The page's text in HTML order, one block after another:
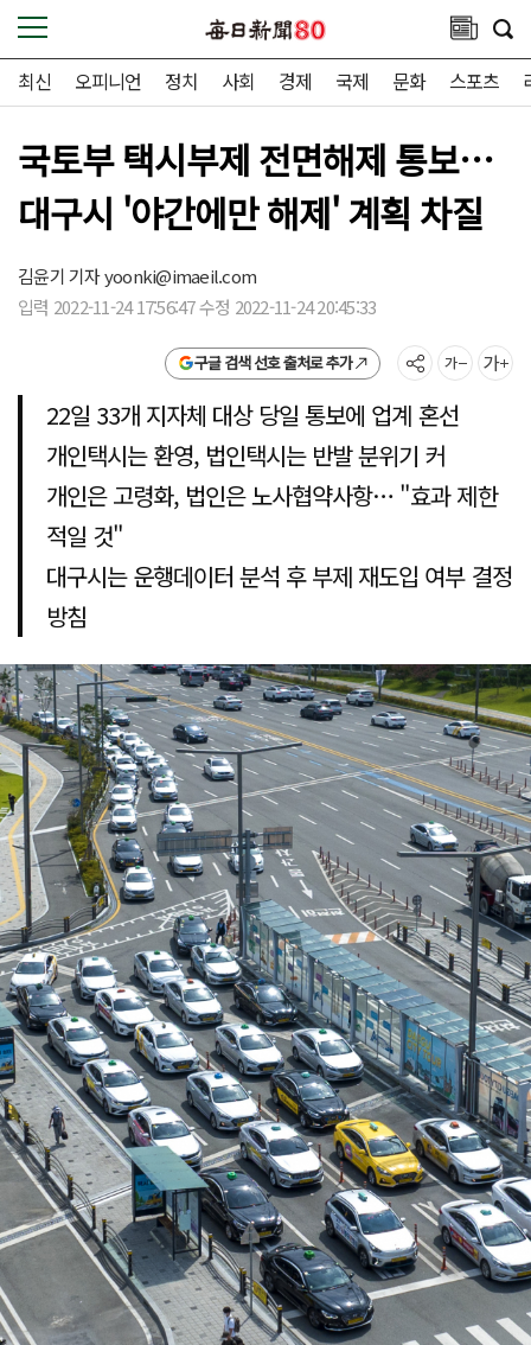
최신 오피니언 정치 사회 경제 국제 문화 스포츠
국토부 택시부제 전면해제 통보…
대구시 '야간에만 해제' 계획 차질
김윤기 기자yoonki@imaeil.com
입력 2022-11-24 17:56:47 수정 2022-11-24 20:45:33
구글 검색 선호 출처로 추가
22일 33개 지자체 대상 당일 통보에 업계 혼선
개인택시는 환영, 법인택시는 반발 분위기 커
개인은 고령화, 법인은 노사협약사항… "효과 제한
적일 것"
대구시는 운행데이터 분석 후 부제 재도입 여부 결정
방침